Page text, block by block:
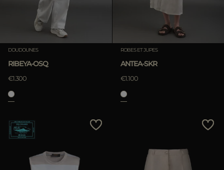
DOUDOUNES
RIBEYA-OSQ
€1.300
ROBES ET JUPES
ANTEA-SKR
€1.100